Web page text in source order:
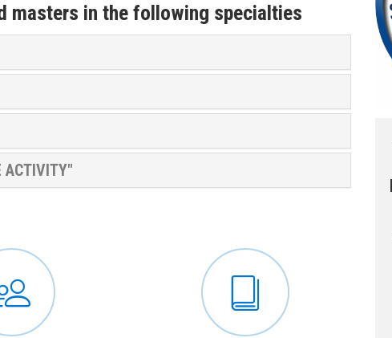
masters in the following specialties
ACTIVITY"